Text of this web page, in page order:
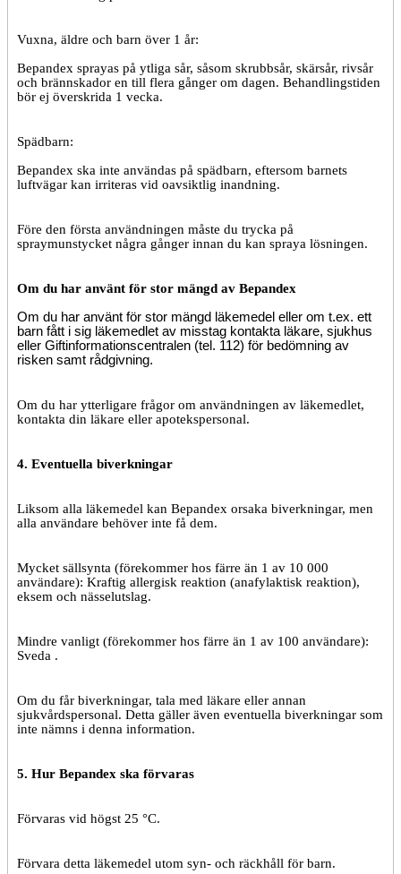
Vuxna, äldre och barn över 1 år:
Bepandex sprayas på ytliga sår, såsom skrubbsår, skärsår, rivsår
och brännskador en till flera gånger om dagen. Behandlingstiden
bör ej överskrida 1 vecka.
Spädbarn:
Bepandex ska inte användas på spädbarn, eftersom barnets
luftvägar kan irriteras vid oavsiktlig inandning.
Före den första användningen måste du trycka på
spraymunstycket några gånger innan du kan spraya lösningen.
Om du har använt för stor mängd av Bepandex
Om du har använt för stor mängd läkemedel eller om t.ex. ett
barn fått i sig läkemedlet av misstag kontakta läkare, sjukhus
eller Giftinformationscentralen (tel. 112) för bedömning av
risken samt rådgivning.
Om du har ytterligare frågor om användningen av läkemedlet,
kontakta din läkare eller apotekspersonal.
4. Eventuella biverkningar
Liksom alla läkemedel kan Bepandex orsaka biverkningar, men
alla användare behöver inte få dem.
Mycket sällsynta (förekommer hos färre än 1 av 10 000
användare): Kraftig allergisk reaktion (anafylaktisk reaktion),
eksem och nässelutslag.
Mindre vanligt (förekommer hos färre än 1 av 100 användare):
Sveda .
Om du får biverkningar, tala med läkare eller annan
sjukvårdspersonal. Detta gäller även eventuella biverkningar som
inte nämns i denna information.
5. Hur Bepandex ska förvaras
Förvaras vid högst 25 °C.
Förvara detta läkemedel utom syn- och räckhåll för barn.